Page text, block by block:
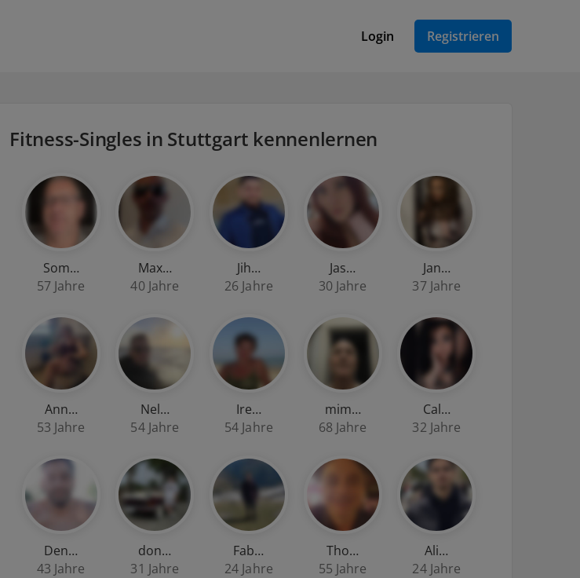
Login Registrieren
Fitness-Singles in Stuttgart kennenlernen
Som…
57 Jahre
Max…
40 Jahre
Jih…
26 Jahre
Jas…
30 Jahre
Jan…
37 Jahre
Ann…
53 Jahre
Nel…
54 Jahre
Ire…
54 Jahre
mim…
68 Jahre
Cal…
32 Jahre
Den…
43 Jahre
don…
31 Jahre
Fab…
24 Jahre
Tho…
55 Jahre
Ali…
24 Jahre